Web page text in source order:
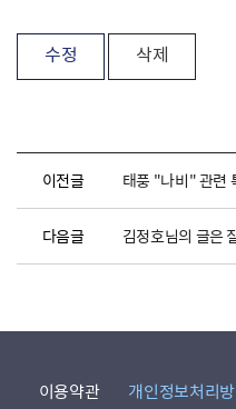
수정 삭제
이전글 태풍 "나비" 관련
다음글 김정호님의 글은
이용약관 개인정보처리